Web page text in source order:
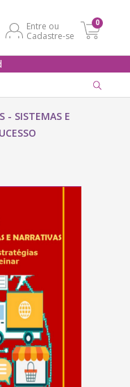
Entre ou
Cadastre-se
0
- SISTEMAS E